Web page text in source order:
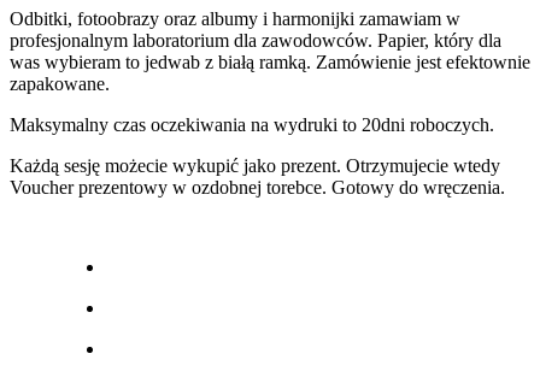
Odbitki, fotoobrazy oraz albumy i harmonijki zamawiam w
profesjonalnym laboratorium dla zawodowców. Papier, który dla
was wybieram to jedwab z białą ramką. Zamówienie jest efektownie
zapakowane.
Maksymalny czas oczekiwania na wydruki to 20dni roboczych.
Każdą sesję możecie wykupić jako prezent. Otrzymujecie wtedy
Voucher prezentowy w ozdobnej torebce. Gotowy do wręczenia.